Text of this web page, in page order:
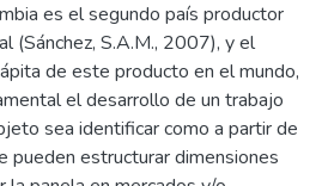
es el segundo país productor
(Sánchez, S.A.M., 2007), y el
de este producto en el mundo,
el desarrollo de un trabajo
sea identificar como a partir de
pueden estructurar dimensiones